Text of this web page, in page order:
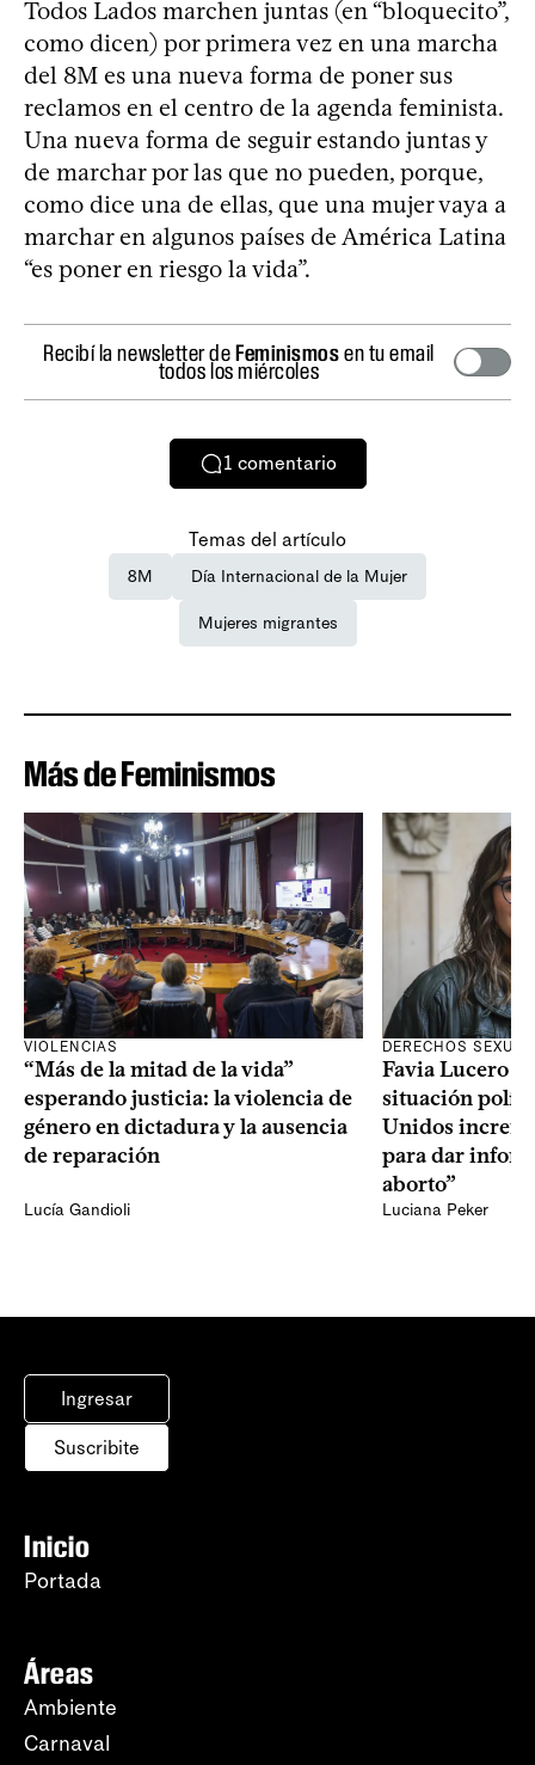
Todos Lados marchen juntas (en “bloquecito”,
como dicen) por primera vez en una marcha
del 8M es una nueva forma de poner sus
reclamos en el centro de la agenda feminista.
Una nueva forma de seguir estando juntas y
de marchar por las que no pueden, porque,
como dice una de ellas, que una mujer vaya a
marchar en algunos países de América Latina
“es poner en riesgo la vida”.
Recibí la newsletter deFeminismosen tu email
todos los miércoles
1 comentario
Temas del artículo
8M Día Internacional de la Mujer
Mujeres migrantes
Más de Feminismos
VIOLENCIAS
“Más de la mitad de la vida”
esperando justicia: la violencia de
género en dictadura y la ausencia
de reparación
Lucía Gandioli
DERECHOS
Favia Lucero
situación
Unidos
para dar
aborto”
Luciana Peker
Ingresar
Suscribite
Inicio
Portada
Áreas
Ambiente
Carnaval